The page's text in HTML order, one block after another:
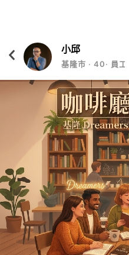
小邱
基隆市 ‧ 40‧ 員工